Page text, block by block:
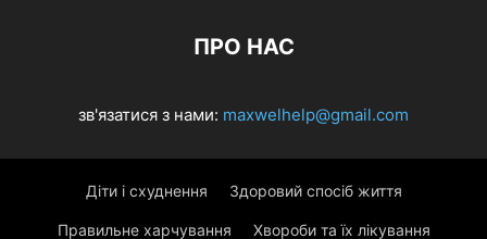
ПРО НАС
зв'язатися з нами: maxwelhelp@gmail.com
Діти і схуднення Здоровий спосіб життя
Правильне харчування Хвороби та їх лікування